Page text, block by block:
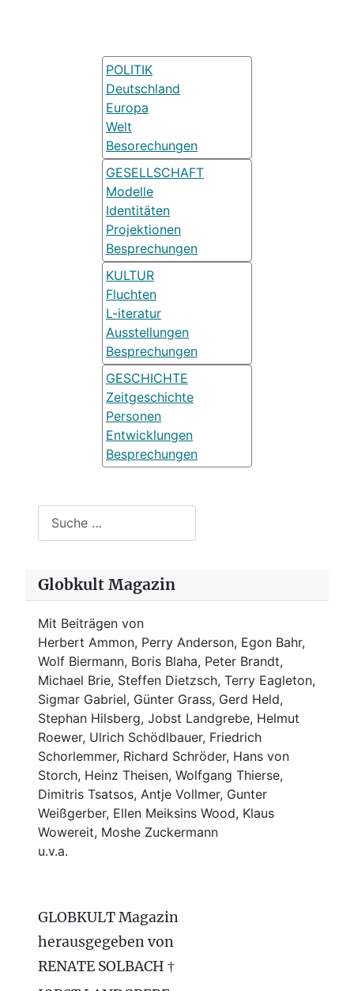
POLITIK
Deutschland
Europa
Welt
Besorechungen
GESELLSCHAFT
Modelle
Identitäten
Projektionen
Besprechungen
KULTUR
Fluchten
L-iteratur
Ausstellungen
Besprechungen
GESCHICHTE
Zeitgeschichte
Personen
Entwicklungen
Besprechungen
Globkult Magazin
Mit Beiträgen von
Herbert Ammon, Perry Anderson, Egon Bahr,
Wolf Biermann, Boris Blaha, Peter Brandt,
Michael Brie, Steffen Dietzsch, Terry Eagleton,
Sigmar Gabriel, Günter Grass, Gerd Held,
Stephan Hilsberg, Jobst Landgrebe, Helmut
Roewer, Ulrich Schödlbauer, Friedrich
Schorlemmer, Richard Schröder, Hans von
Storch, Heinz Theisen, Wolfgang Thierse,
Dimitris Tsatsos, Antje Vollmer, Gunter
Weißgerber, Ellen Meiksins Wood, Klaus
Wowereit, Moshe Zuckermann
u.v.a.
GLOBKULT Magazin
herausgegeben von
RENATE SOLBACH †